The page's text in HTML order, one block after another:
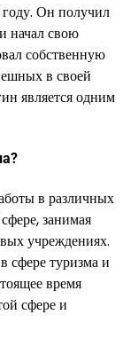
Он получил
начал свою
собственную
в своей
является одним
в различных
занимая
учреждениях.
сфере туризма и
время
сфере и